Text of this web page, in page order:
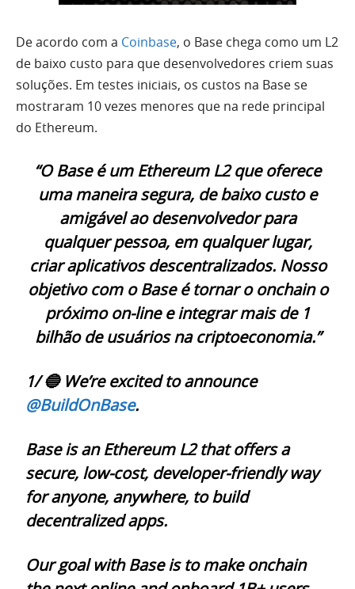
De acordo com a Coinbase, o Base chega como um L2
de baixo custo para que desenvolvedores criem suas
soluções. Em testes iniciais, os custos na Base se
mostraram 10 vezes menores que na rede principal
do Ethereum.
“O Base é um Ethereum L2 que oferece
uma maneira segura, de baixo custo e
amigável ao desenvolvedor para
qualquer pessoa, em qualquer lugar,
criar aplicativos descentralizados. Nosso
objetivo com o Base é tornar o onchain o
próximo on-line e integrar mais de 1
bilhão de usuários na criptoeconomia.”
1/ 🔵 We’re excited to announce
@BuildOnBase.
Base is an Ethereum L2 that offers a
secure, low-cost, developer-friendly way
for anyone, anywhere, to build
decentralized apps.
Our goal with Base is to make onchain